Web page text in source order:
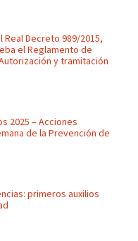
Real Decreto 989/2015,
el Reglamento de
y tramitación
2025 – Acciones
de la Prevención de
primeros auxilios